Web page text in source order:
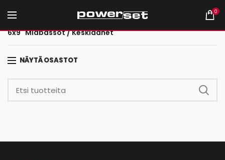
0
6x9" Midbassot / Keskiäänet
NÄYTÄ OSASTOT